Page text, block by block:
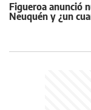
Figueroa anunció
Neuquén y ¿un